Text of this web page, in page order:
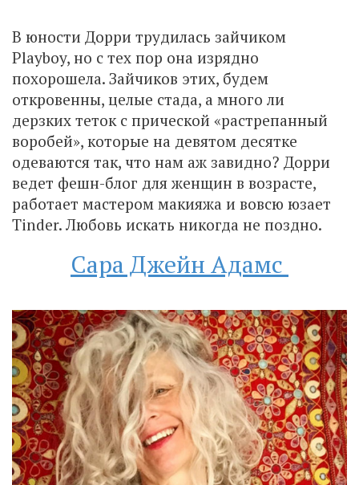
В юности Дорри трудилась зайчиком
Playboy, но с тех пор она изрядно
похорошела. Зайчиков этих, будем
откровенны, целые стада, а много ли
дерзких теток с прической «растрепанный
воробей», которые на девятом десятке
одеваются так, что нам аж завидно? Дорри
ведет фешн-блог для женщин в возрасте,
работает мастером макияжа и вовсю юзает
Tinder. Любовь искать никогда не поздно.
Сара Джейн Адамс